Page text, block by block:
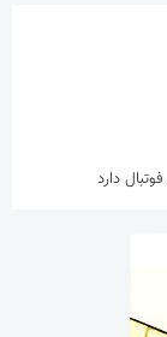
دارد